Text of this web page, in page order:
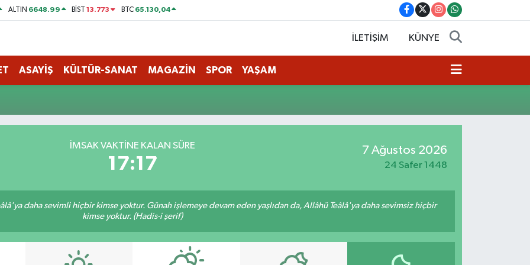
ALTIN 6648.99 BİST13.773 BTC 65.130,04
İLETİŞİM KÜNYE
ASAYİŞ KÜLTÜR-SANAT MAGAZİN SPOR YAŞAM
İMSAK VAKTINE KALAN SÜRE
17:17
7 Ağustos 2026
24 Safer 1448
daha sevimli hiçbir kimse yoktur. Günah işlemeye devam eden yaşlıdan da, Allâhü Teâlâ'ya daha sevimsiz hiçbir
kimse yoktur. (Hadis-i şerif)